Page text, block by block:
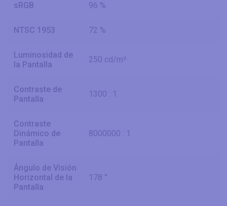
sRGB 96 %
NTSC 1953 72 %
Luminosidad de
la Pantalla
250 cd/m²
Contraste de
Pantalla
1300 : 1
Contraste
Dinámico de
Pantalla
8000000 : 1
Ángulo de Visión
Horizontal de la
Pantalla
178 °